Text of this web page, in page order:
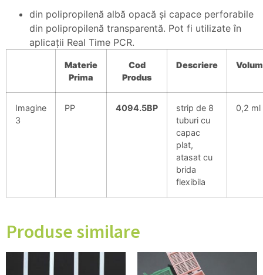
din polipropilenă albă opacă şi capace perforabile
din polipropilenă transparentă. Pot fi utilizate în
aplicaţii Real Time PCR.
Materie
Prima
Cod
Produs
Descriere Volum
Imagine
3
PP 4094.5BP
strip de 8
tuburi cu
capac
plat,
atasat cu
brida
flexibila
0,2 ml
Produse similare